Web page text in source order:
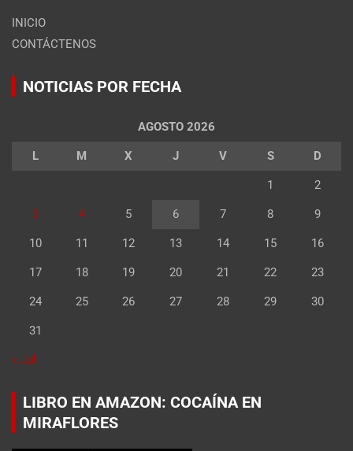
INICIO
CONTÁCTENOS
NOTICIAS POR FECHA
AGOSTO 2026
L M X J V S D
1 2
3 4 5 6 7 8 9
10 11 12 13 14 15 16
17 18 19 20 21 22 23
24 25 26 27 28 29 30
31
« Jul
LIBRO EN AMAZON: COCAÍNA EN
MIRAFLORES